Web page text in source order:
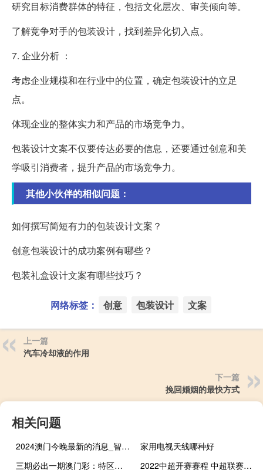
研究目标消费群体的特征，包括文化层次、审美倾向等。
了解竞争对手的包装设计，找到差异化切入点。
7. 企业分析 ：
考虑企业规模和在行业中的位置，确定包装设计的立足
点。
体现企业的整体实力和产品的市场竞争力。
包装设计文案不仅要传达必要的信息，还要通过创意和美
学吸引消费者，提升产品的市场竞争力。
其他小伙伴的相似问题：
如何撰写简短有力的包装设计文案？
创意包装设计的成功案例有哪些？
包装礼盒设计文案有哪些技巧？
网络标签： 创意 包装设计 文案
上一篇
汽车冷却液的作用
下一篇
挽回婚姻的最快方式
相关问题
2024澳门今晚最新的消息_智能AI深度解析_百度大脑版A12.26.110
家用电视天线哪种好
三期必出一期澳门彩：特区总站精选原创资料-解释落实-3334.DHA.218
2022中超开赛赛程 中超联赛第28轮赛程